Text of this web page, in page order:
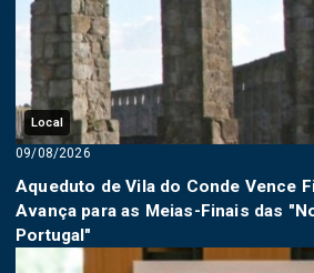
Local
09/08/2026
Aqueduto de Vila do Conde Vence
Avança para as Meias-Finais das
Portugal"